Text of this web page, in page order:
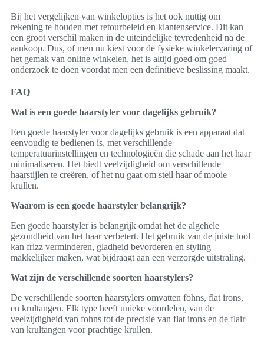
Bij het vergelijken van winkelopties is het ook nuttig om
rekening te houden met retourbeleid en klantenservice. Dit kan
een groot verschil maken in de uiteindelijke tevredenheid na de
aankoop. Dus, of men nu kiest voor de fysieke winkelervaring of
het gemak van online winkelen, het is altijd goed om goed
onderzoek te doen voordat men een definitieve beslissing maakt.
FAQ
Wat is een goede haarstyler voor dagelijks gebruik?
Een goede haarstyler voor dagelijks gebruik is een apparaat dat
eenvoudig te bedienen is, met verschillende
temperatuurinstellingen en technologieën die schade aan het haar
minimaliseren. Het biedt veelzijdigheid om verschillende
haarstijlen te creëren, of het nu gaat om steil haar of mooie
krullen.
Waarom is een goede haarstyler belangrijk?
Een goede haarstyler is belangrijk omdat het de algehele
gezondheid van het haar verbetert. Het gebruik van de juiste tool
kan frizz verminderen, gladheid bevorderen en styling
makkelijker maken, wat bijdraagt aan een verzorgde uitstraling.
Wat zijn de verschillende soorten haarstylers?
De verschillende soorten haarstylers omvatten fohns, flat irons,
en krultangen. Elk type heeft unieke voordelen, van de
veelzijdigheid van fohns tot de precisie van flat irons en de flair
van krultangen voor prachtige krullen.